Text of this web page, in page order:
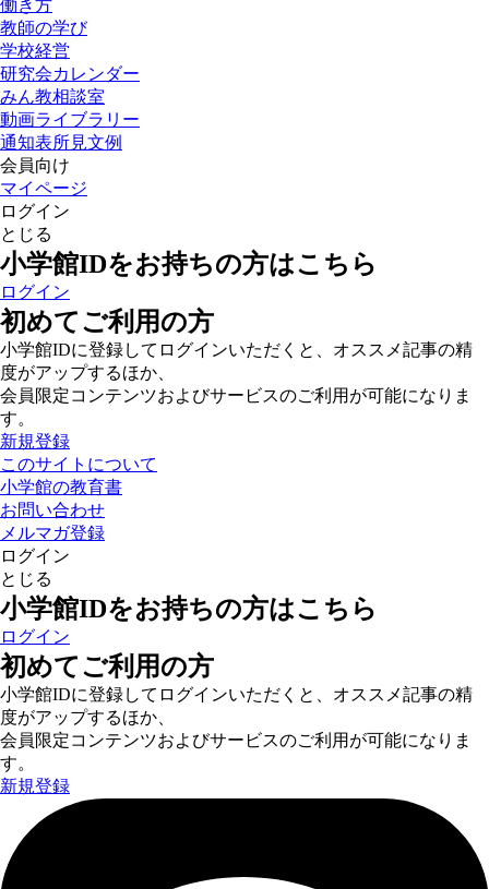
働き方
教師の学び
学校経営
研究会カレンダー
みん教相談室
動画ライブラリー
通知表所見文例
会員向け
マイページ
ログイン
とじる
小学館IDをお持ちの方はこちら
ログイン
初めてご利用の方
小学館IDに登録してログインいただくと、オススメ記事の精
度がアップするほか、
会員限定コンテンツおよびサービスのご利用が可能になりま
す。
新規登録
このサイトについて
小学館の教育書
お問い合わせ
メルマガ登録
ログイン
とじる
小学館IDをお持ちの方はこちら
ログイン
初めてご利用の方
小学館IDに登録してログインいただくと、オススメ記事の精
度がアップするほか、
会員限定コンテンツおよびサービスのご利用が可能になりま
す。
新規登録